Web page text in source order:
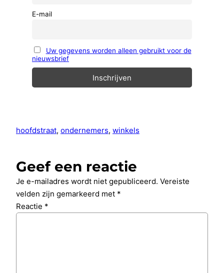
E-mail
Uw gegevens worden alleen gebruikt voor de
nieuwsbrief
hoofdstraat, ondernemers, winkels
Geef een reactie
Je e-mailadres wordt niet gepubliceerd. Vereiste
velden zijn gemarkeerd met *
Reactie *